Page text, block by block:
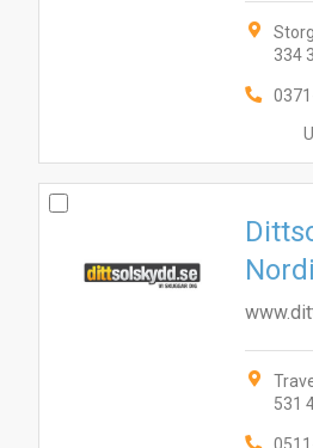
334
531